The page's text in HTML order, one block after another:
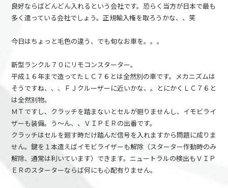
良好ならばどんどん入れるという会社です。恐らく当方が日本で最も
多く遣っている会社でしょう。正規輸入権を取ろうかな、、笑
今日はちょっと毛色の違う、でも旬なお車を。。。
新型ランクル７０にリモコンスターター。
平成１６年まで造ってたＬＣ７６とは全然別の車です。メカニズムは
そうですね、、、ＦＪクルーザーに近いかな、。とにかくＬＣ７６と
は全然別物。
ＭＴですし、クラッチを踏まないとセルが廻りませんし、イモビライ
ザーも装備。う～ん、、ＶＩＰＥＲの出番です。
クラッチはセルを廻す時だけ踏んだ信号を入れますから問題に成りま
せん。鍵を１本遣えばイモビライザーも解除（スターター作動時のみ
解除、通常は利いています）できます。ニュートラルの検出もＶＩＰ
ＥＲのスターターならば何にも心配有りません。